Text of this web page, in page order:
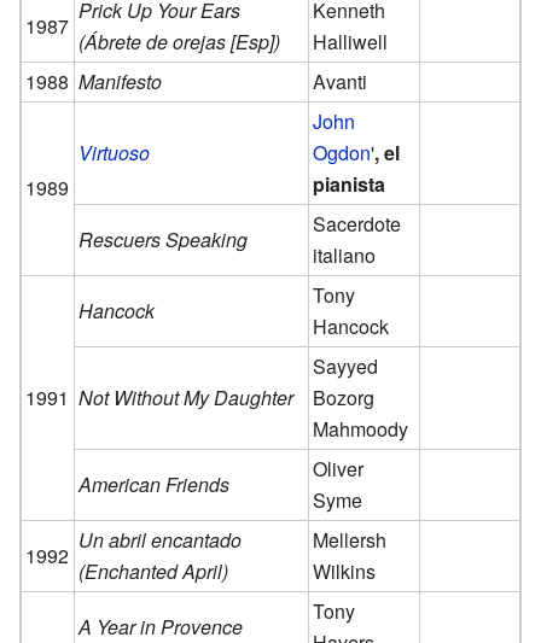
1987
Prick Up Your Ears
(Ábrete de orejas [Esp])
Kenneth
Halliwell
1988 Manifesto Avanti
1989
Virtuoso
John
Ogdon', el
pianista
Rescuers Speaking
Sacerdote
italiano
1991
Hancock
Tony
Hancock
Not Without My Daughter
Sayyed
Bozorg
Mahmoody
American Friends
Oliver
Syme
1992
Un abril encantado
(Enchanted April)
Mellersh
Wilkins
A Year in Provence
Tony